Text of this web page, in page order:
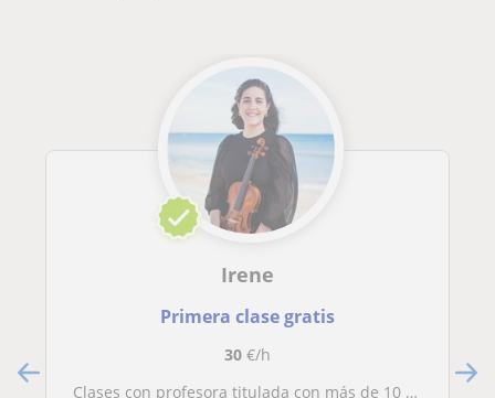
Irene
Primera clase gratis
30€/h
Clases con profesora titulada con más de 10 años de experiencia (también online)